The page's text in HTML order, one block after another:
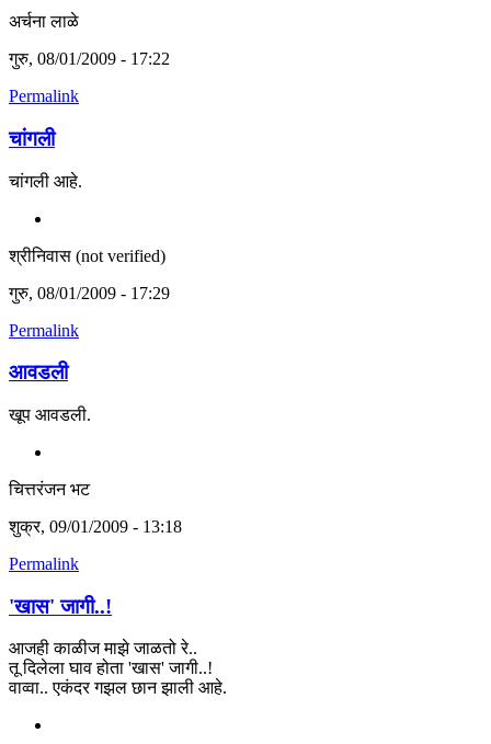
अर्चना लाळे
गुरु, 08/01/2009 - 17:22
Permalink
चांगली
चांगली आहे.
श्रीनिवास (not verified)
गुरु, 08/01/2009 - 17:29
Permalink
आवडली
खूप आवडली.
चित्तरंजन भट
शुक्र, 09/01/2009 - 13:18
Permalink
'खास' जागी..!
आजही काळीज माझे जाळतो रे..
तू दिलेला घाव होता 'खास' जागी..!
वाव्वा.. एकंदर गझल छान झाली आहे.